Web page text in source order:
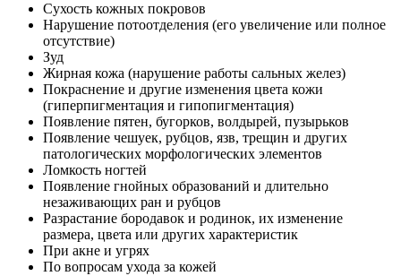
Сухость кожных покровов
Нарушение потоотделения (его увеличение или полное
отсутствие)
Зуд
Жирная кожа (нарушение работы сальных желез)
Покраснение и другие изменения цвета кожи
(гиперпигментация и гипопигментация)
Появление пятен, бугорков, волдырей, пузырьков
Появление чешуек, рубцов, язв, трещин и других
патологических морфологических элементов
Ломкость ногтей
Появление гнойных образований и длительно
незаживающих ран и рубцов
Разрастание бородавок и родинок, их изменение
размера, цвета или других характеристик
При акне и угрях
По вопросам ухода за кожей